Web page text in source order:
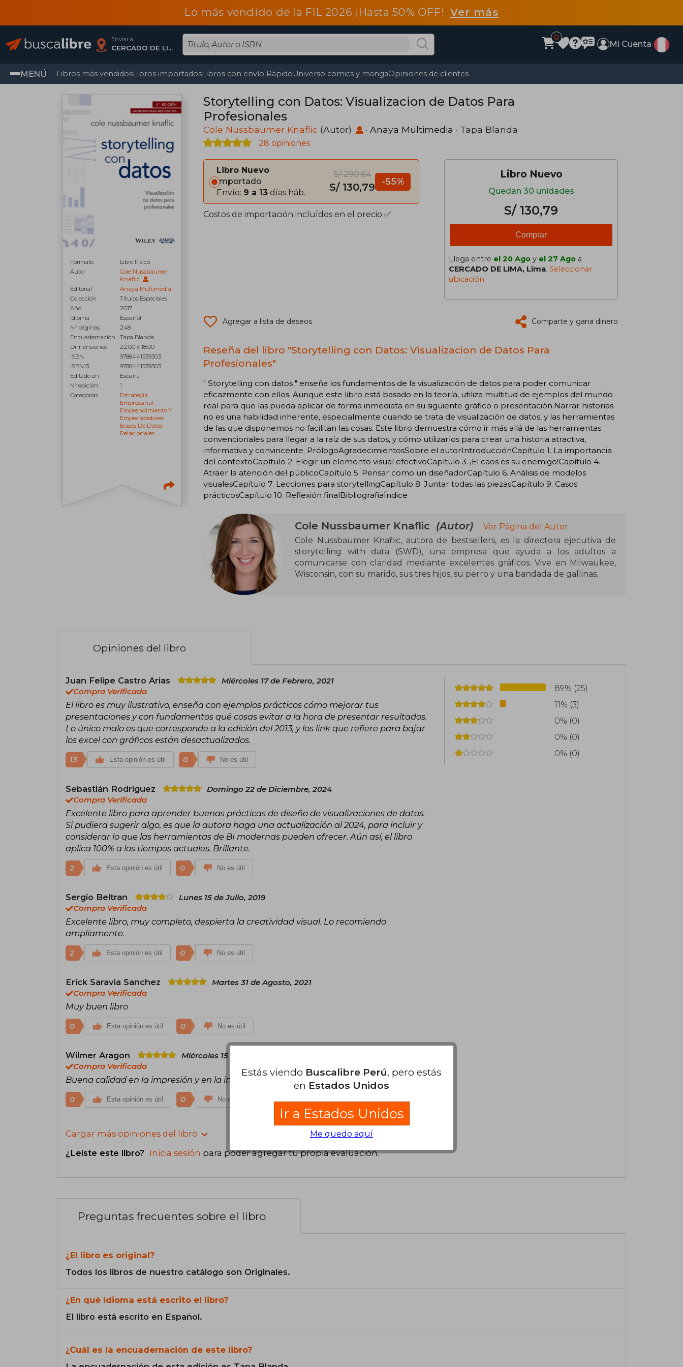
Lo más vendido de la FIL 2026 ¡Hasta 50% OFF! Ver más
Enviar a
CERCADO DE LIMA, Lima
0
Mi Cuenta
MENÚ Libros más vendidosLibros importadosLibros con envío RápidoUniverso comics y mangaOpiniones de clientes
Formato
Libro Físico
Autor
Cole Nussbaumer
Knaflic
Editorial
Anaya Multimedia
Colección
Títulos Especiales
Año
2017
Idioma
Español
N° páginas
248
Encuadernación
Tapa Blanda
Dimensiones
22.00 x 18.00
ISBN
9788441539303
ISBN13
9788441539303
Editado en
España
N° edición
1
Categorías
Estrategia
Empresarial
Emprendimiento Y
Emprendedores
Bases De Datos
Relacionales
Storytelling con Datos: Visualizacion de Datos Para
Profesionales
Cole Nussbaumer Knaflic (Autor) · Anaya Multimedia · Tapa Blanda
28 opiniones
Libro Nuevo
Importado
Envío: 9 a 13 días háb.
S/ 290,64
S/ 130,79 -55%
Costos de importación incluídos en el precio ✅
Libro Nuevo
Quedan 30 unidades
S/ 130,79
Comprar
Llega entre el 20 Ago y el 27 Ago a
CERCADO DE LIMA, Lima. Seleccionar
ubicación
Agregar a lista de deseos Comparte y gana dinero
Reseña del libro "Storytelling con Datos: Visualizacion de Datos Para
Profesionales"
" Storytelling con datos " enseña los fundamentos de la visualización de datos para poder comunicar
eficazmente con ellos. Aunque este libro está basado en la teoría, utiliza multitud de ejemplos del mundo
real para que las pueda aplicar de forma inmediata en su siguiente gráfico o presentación.Narrar historias
no es una habilidad inherente, especialmente cuando se trata de visualización de datos, y las herramientas
de las que disponemos no facilitan las cosas. Este libro demuestra cómo ir más allá de las herramientas
convencionales para llegar a la raíz de sus datos, y cómo utilizarlos para crear una historia atractiva,
informativa y convincente. PrólogoAgradecimientosSobre el autorIntroducciónCapítulo 1. La importancia
del contextoCapítulo 2. Elegir un elemento visual efectivoCapítulo 3. ¡El caos es su enemigo!Capítulo 4.
Atraer la atención del públicoCapítulo 5. Pensar como un diseñadorCapítulo 6. Análisis de modelos
visualesCapítulo 7. Lecciones para storytellingCapítulo 8. Juntar todas las piezasCapítulo 9. Casos
prácticosCapítulo 10. Reflexión finalBibliografíaÍndice
Cole Nussbaumer Knaflic (Autor)
Ver Página del Autor
Cole Nussbaumer Knaflic, autora de bestsellers, es la directora ejecutiva de
storytelling with data (SWD), una empresa que ayuda a los adultos a
comunicarse con claridad mediante excelentes gráficos. Vive en Milwaukee,
Wisconsin, con su marido, sus tres hijos, su perro y una bandada de gallinas.
Opiniones del libro
Juan Felipe Castro Arias
Miércoles 17 de Febrero, 2021
Compra Verificada
El libro es muy ilustrativo, enseña con ejemplos prácticos cómo mejorar tus
presentaciones y con fundamentos qué cosas evitar a la hora de presentar resultados.
Lo único malo es que corresponde a la edición del 2013, y los link que refiere para bajar
los excel con gráficos están desactualizados.
13 Esta opinión es útil 0 No es útil
Sebastián Rodríguez
Domingo 22 de Diciembre, 2024
Compra Verificada
Excelente libro para aprender buenas prácticas de diseño de visualizaciones de datos.
Si pudiera sugerir algo, es que la autora haga una actualización al 2024, para incluir y
considerar lo que las herramientas de BI modernas pueden ofrecer. Aún así, el libro
aplica 100% a los tiempos actuales. Brillante.
2 Esta opinión es útil 0 No es útil
Sergio Beltran
Lunes 15 de Julio, 2019
Compra Verificada
Excelente libro, muy completo, despierta la creatividad visual. Lo recomiendo
ampliamente.
2 Esta opinión es útil 0 No es útil
Erick Saravia Sanchez
Martes 31 de Agosto, 2021
Compra Verificada
Muy buen libro
0 Esta opinión es útil 0 No es útil
Wilmer Aragon
Miércoles 15 de Enero, 2025
Compra Verificada
Buena calidad en la impresión y en la información contenida. Recomendado
0 Esta opinión es útil 0 No es útil
Cargar más opiniones del libro
¿Leíste este libro? Inicia sesión para poder agregar tu propia evaluación.
89% (25)
11% (3)
0% (0)
0% (0)
0% (0)
Preguntas frecuentes sobre el libro
¿El libro es original?
Todos los libros de nuestro catálogo son Originales.
¿En qué Idioma está escrito el libro?
El libro está escrito en Español.
¿Cuál es la encuadernación de este libro?
Estás viendo Buscalibre Perú, pero estás
en Estados Unidos
Ir a Estados Unidos
Me quedo aquí